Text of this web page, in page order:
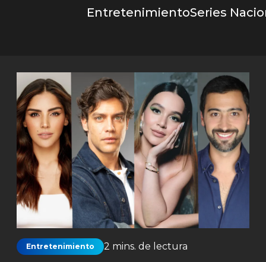
EntretenimientoSeries
Entretenimiento 2 mins. de lectura